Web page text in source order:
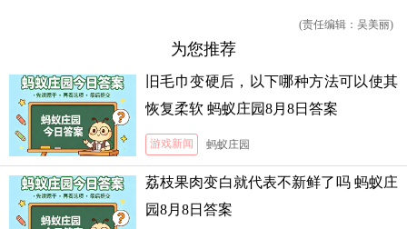
(责任编辑：吴美丽)
为您推荐
旧毛巾变硬后，以下哪种方法可以使其
恢复柔软 蚂蚁庄园8月8日答案
游戏新闻 蚂蚁庄园
荔枝果肉变白就代表不新鲜了吗 蚂蚁庄
园8月8日答案